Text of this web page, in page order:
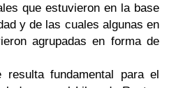
que estuvieron en la base
y de las cuales algunas en
agrupadas en forma de
resulta fundamental para el